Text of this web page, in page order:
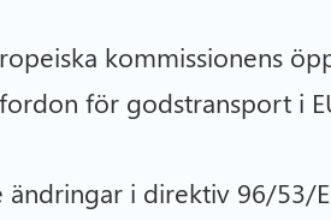
kommissionens
för godstransport i
i direktiv 96/53/